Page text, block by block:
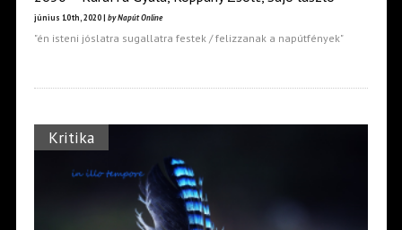
június 10th, 2020 | by Napút Online
"én isteni jóslatra sugallatra festek / felizzanak a napútfények"
Kritika